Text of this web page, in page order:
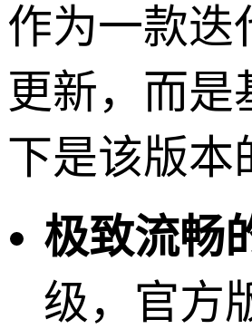
作为一款迭
更新，而是
下是该版本
极致流畅
级，官方